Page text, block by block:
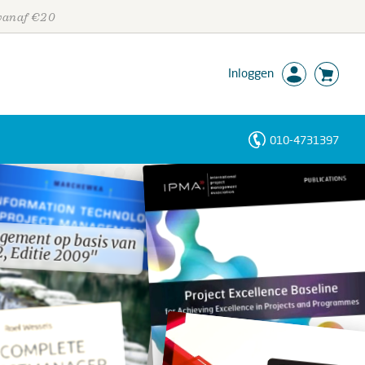
€20
Inloggen
010-4731397
op basis van
Editie 2009"
op basis van
Editie 2009"
Personen
Trefwoorden